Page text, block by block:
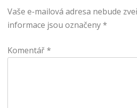
Vaše e-mailová adresa nebude
informace jsou označeny *
Komentář *